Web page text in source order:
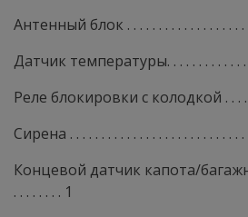
Антенный блок . . . . . . . . . . . . . . . . . . .
Датчик температуры. . . . . . . . . . . . . .
Реле блокировки с колодкой . . . . . .
Сирена . . . . . . . . . . . . . . . . . . . . . . . . . . . .
Концевой датчик капота/
. . . . . . . . 1